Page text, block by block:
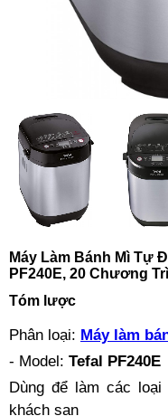
Máy Làm Bánh Mì Tự
PF240E, 20 Chương
Tóm lược
Phân loại: Máy làm
- Model: Tefal PF240E
Dùng để làm các
khách sạn